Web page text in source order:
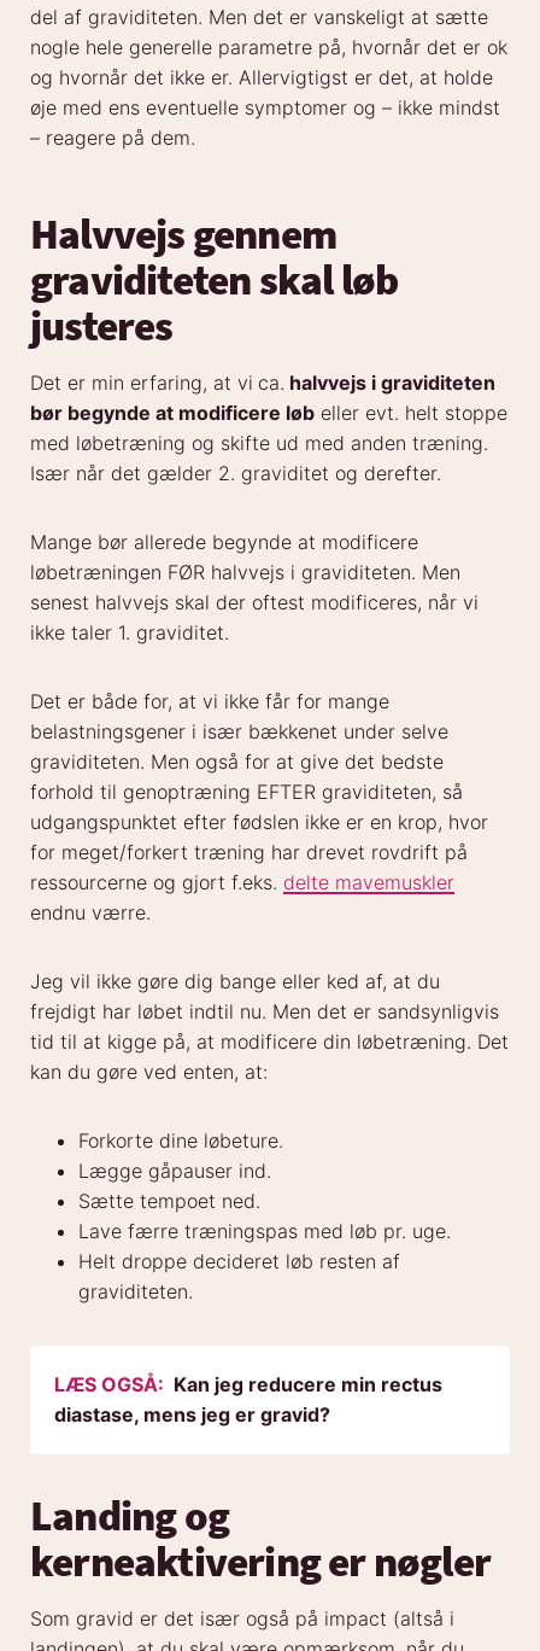
del af graviditeten. Men det er vanskeligt at sætte
nogle hele generelle parametre på, hvornår det er ok
og hvornår det ikke er. Allervigtigst er det, at holde
øje med ens eventuelle symptomer og – ikke mindst
– reagere på dem.
Halvvejs gennem
graviditeten skal løb
justeres
Det er min erfaring, at vi ca. halvvejs i graviditeten
bør begynde at modificere løb eller evt. helt stoppe
med løbetræning og skifte ud med anden træning.
Især når det gælder 2. graviditet og derefter.
Mange bør allerede begynde at modificere
løbetræningen FØR halvvejs i graviditeten. Men
senest halvvejs skal der oftest modificeres, når vi
ikke taler 1. graviditet.
Det er både for, at vi ikke får for mange
belastningsgener i især bækkenet under selve
graviditeten. Men også for at give det bedste
forhold til genoptræning EFTER graviditeten, så
udgangspunktet efter fødslen ikke er en krop, hvor
for meget/forkert træning har drevet rovdrift på
ressourcerne og gjort f.eks. delte mavemuskler
endnu værre.
Jeg vil ikke gøre dig bange eller ked af, at du
frejdigt har løbet indtil nu. Men det er sandsynligvis
tid til at kigge på, at modificere din løbetræning. Det
kan du gøre ved enten, at:
Forkorte dine løbeture.
Lægge gåpauser ind.
Sætte tempoet ned.
Lave færre træningspas med løb pr. uge.
Helt droppe decideret løb resten af
graviditeten.
LÆS OGSÅ: Kan jeg reducere min rectus
diastase, mens jeg er gravid?
Landing og
kerneaktivering er nøgler
Som gravid er det især også på impact (altså i